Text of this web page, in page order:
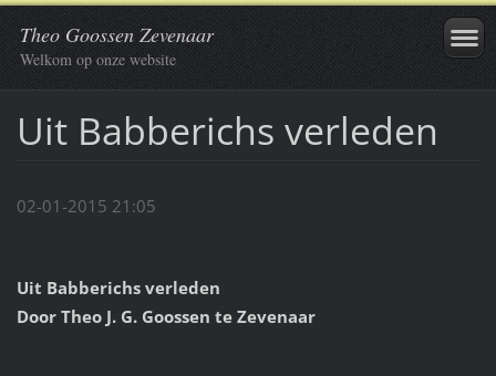
Theo Goossen Zevenaar
Welkom op onze website
Uit Babberichs verleden
02-01-2015 21:05
Uit Babberichs verleden
Door Theo J. G. Goossen te Zevenaar